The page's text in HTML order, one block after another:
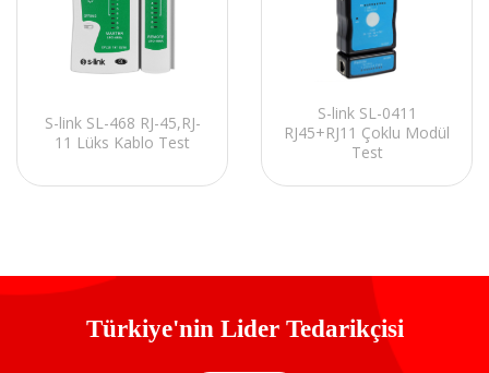
S-link SL-468 RJ-45,RJ-
11 Lüks Kablo Test
S-link SL-0411
RJ45+RJ11 Çoklu Modül
Test
Türkiye'nin Lider Tedarikçisi